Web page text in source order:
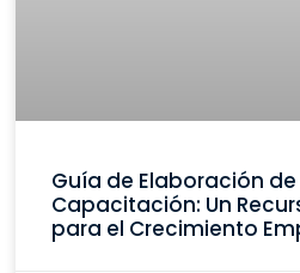
Guía de Elaboración
Capacitación: Un
para el Crecimiento